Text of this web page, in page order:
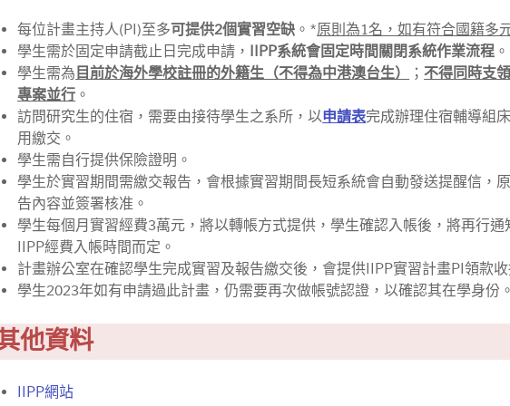
每位計畫主持人(PI)至多可提供2個實習空缺 。*原則為1名，如有符合國籍多
學生需於固定申請截止日完成申請， IIPP系統會固定時間關閉系統作業流程 。
學生需為 目前於海外學校註冊的外籍生（不得為中港澳台生） ； 不得同時支
專案並行 。
訪問研究生的住宿，需要由接待學生之系所，以申請表完成辦理住宿輔導組
用繳交。
學生需自行提供保險證明。
學生於實習期間需繳交報告，會根據實習期間長短系統會自動發送提醒信，
告內容並簽署核准。
學生每個月實習經費3萬元，將以轉帳方式提供，學生確認入帳後，將再行
IIPP經費入帳時間而定。
計畫辦公室在確認學生完成實習及報告繳交後，會提供IIPP實習計畫PI領款
學生2023年如有申請過此計畫，仍需要再次做帳號認證，以確認其在學身份。
他資料
IIPP網站